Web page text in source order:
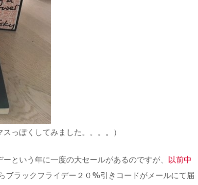
っぽくしてみました。。。。）
という年に一度の大セールがあるのですが、 以前中
ラックフライデー２０%引きコードがメールにて届